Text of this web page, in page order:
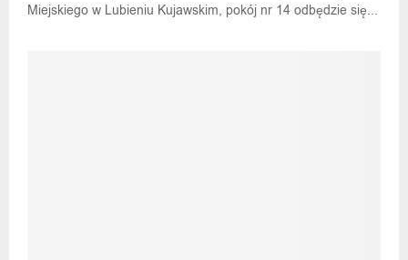
Miejskiego w Lubieniu Kujawskim, pokój nr 14 odbędzie się...